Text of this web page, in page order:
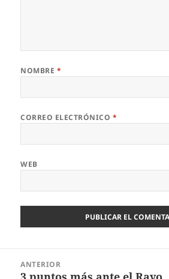
NOMBRE *
CORREO ELECTRÓNICO *
WEB
ANTERIOR
Entrada